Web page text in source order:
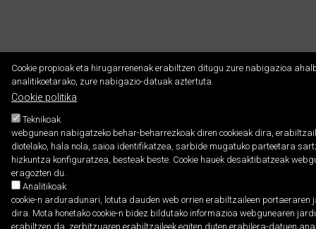
Cookie propioak eta hirugarrenenak erabiltzen ditugu zure nabigazioa
analitikoetarako, zure nabigazio-datuak aztertuta.
Cookie politika
Teknikoak
webgunean nabigatzeko behar-beharrezkoak diren cookieak dira,
diotelako, hala nola, saioa identifikatzea, sarbide mugatuko parteetara
hizkuntza konfiguratzea, besteak beste. Cookie hauek desaktibatzeak
eragozten du.
Analitikoak
cookie-n arduradunari, lotuta dauden web orrien erabiltzaileen
dira. Mota honetako cookie-n bidez bildutako informazioa webgunearen
erabiltzen da, zerbitzuaren erabiltzaileek egiten duten erabilera-datuen